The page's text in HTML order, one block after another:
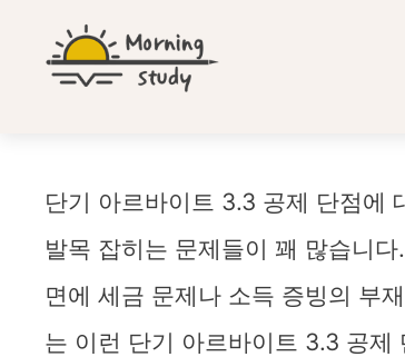
단기 아르바이트 3.3 공제 단점에
발목 잡히는 문제들이 꽤 많습니
면에 세금 문제나 소득 증빙의 부
는 이런 단기 아르바이트 3.3 공